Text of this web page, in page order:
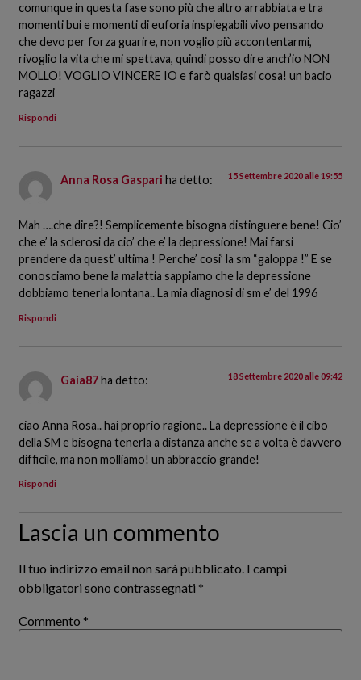
comunque in questa fase sono più che altro arrabbiata e tra
momenti bui e momenti di euforia inspiegabili vivo pensando
che devo per forza guarire, non voglio più accontentarmi,
rivoglio la vita che mi spettava, quindi posso dire anch’io NON
MOLLO! VOGLIO VINCERE IO e farò qualsiasi cosa! un bacio
ragazzi
Rispondi
Anna Rosa Gaspari ha detto: 15 Settembre 2020 alle 19:55
Mah ….che dire?! Semplicemente bisogna distinguere bene! Cio’
che e’ la sclerosi da cio’ che e’ la depressione! Mai farsi
prendere da quest’ ultima ! Perche’ cosi’ la sm “galoppa !” E se
conosciamo bene la malattia sappiamo che la depressione
dobbiamo tenerla lontana.. La mia diagnosi di sm e’ del 1996
Rispondi
Gaia87 ha detto: 18 Settembre 2020 alle 09:42
ciao Anna Rosa.. hai proprio ragione.. La depressione è il cibo
della SM e bisogna tenerla a distanza anche se a volta è davvero
difficile, ma non molliamo! un abbraccio grande!
Rispondi
Lascia un commento
Il tuo indirizzo email non sarà pubblicato. I campi
obbligatori sono contrassegnati *
Commento *